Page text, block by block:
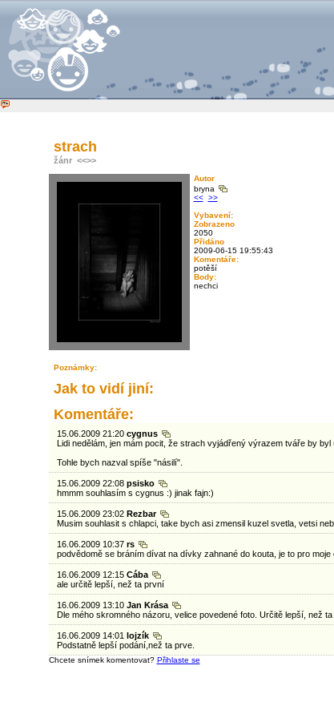
strach
žánr <<>>
Autor
bryna
<< >>
Vybavení:
Zobrazeno
2050
Přidáno
2009-06-15 19:55:43
Komentáře:
potěší
Body:
nechci
Poznámky:
Jak to vidí jiní:
Komentáře:
15.06.2009 21:20 cygnus
Lidi nedělám, jen mám pocit, že strach vyjádřený výrazem tváře by byl
Tohle bych nazval spíše "násilí".
15.06.2009 22:08 psisko
hmmm souhlasím s cygnus :) jinak fajn:)
15.06.2009 23:02 Rezbar
Musim souhlasit s chlapci, take bych asi zmensil kuzel svetla, vetsi
16.06.2009 10:37 rs
podvědomě se bráním dívat na dívky zahnané do kouta, je to pro
16.06.2009 12:15 Cába
ale určitě lepší, než ta první
16.06.2009 13:10 Jan Krása
Dle mého skromného názoru, velice povedené foto. Určitě lepší, než
16.06.2009 14:01 lojzík
Podstatně lepší podání,než ta prve.
Chcete snímek komentovat? Přihlaste se